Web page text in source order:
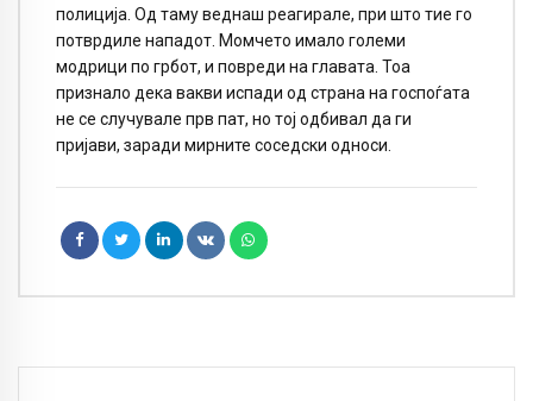
полиција. Од таму веднаш реагирале, при што тие го
потврдиле нападот. Момчето имало големи
модрици по грбот, и повреди на главата. Тоа
признало дека вакви испади од страна на госпоѓата
не се случувале прв пат, но тој одбивал да ги
пријави, заради мирните соседски односи.